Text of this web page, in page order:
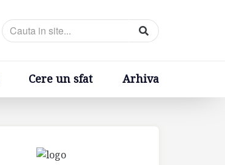
Cere un sfat Arhiva